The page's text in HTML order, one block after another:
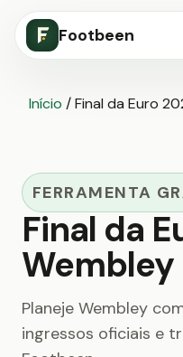
Footbeen
Início /Final da Euro
FERRAMENTA
Final da
Wembley
Planeje Wembley
ingressos oficiais e